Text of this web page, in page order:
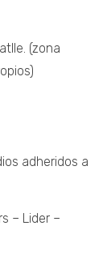
(zona
adheridos a
– Lider –